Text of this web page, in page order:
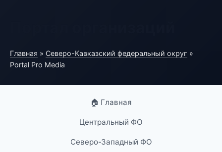
Главная » Северо-Кавказский федеральный округ »
Portal Pro Media
🏠 Главная
Центральный ФО
Северо-Западный ФО